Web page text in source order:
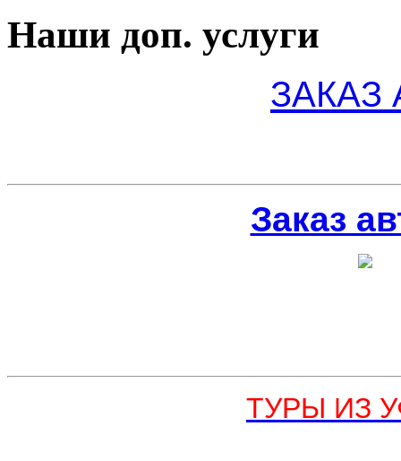
Наши доп. услуги
ЗАКАЗ
Заказ
ТУРЫ ИЗ